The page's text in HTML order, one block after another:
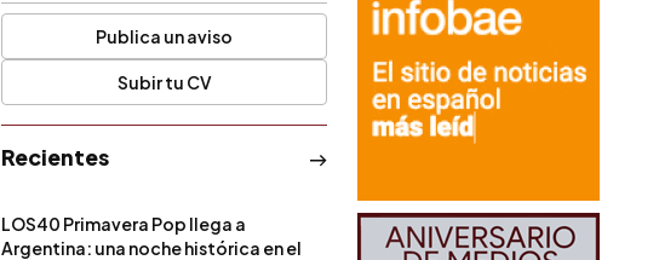
Publica un aviso
Subir tu CV
Recientes
LOS40 Primavera Pop llega a
Argentina: una noche histórica en el